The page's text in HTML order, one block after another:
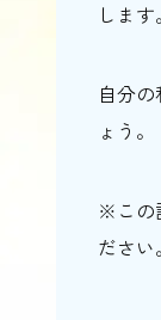
します。
自分
ょう
※この
ださい。